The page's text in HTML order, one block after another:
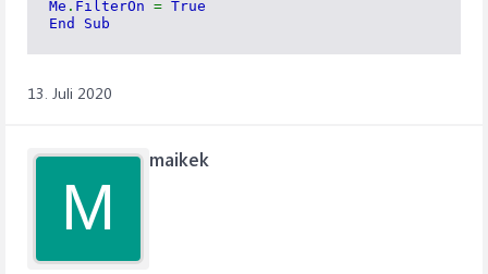
Me . FilterOn = True
End Sub
13. Juli 2020
M
maikek